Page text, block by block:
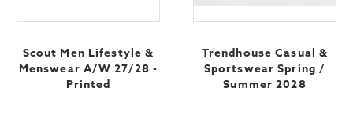
Scout Men Lifestyle &
Menswear A/W 27/28 -
Printed
Trendhouse Casual &
Sportswear Spring /
Summer 2028